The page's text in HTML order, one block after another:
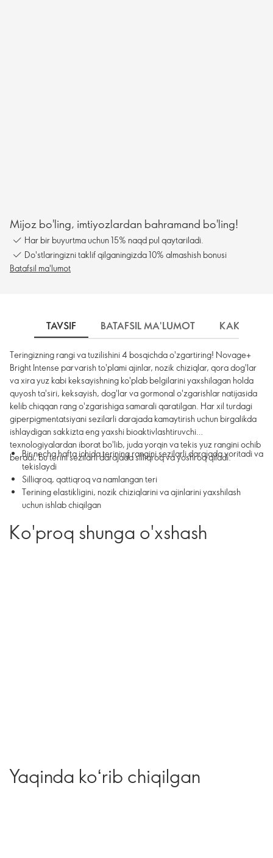
Mijoz bo'ling, imtiyozlardan bahramand bo'ling!
Har bir buyurtma uchun 15% naqd pul qaytariladi.
Do'stlaringizni taklif qilganingizda 10% almashish bonusi
Batafsil ma'lumot
TAVSIF BATAFSIL MA'LUMOT КАК
Teringizning rangi va tuzilishini 4 bosqichda o'zgartiring! Novage+
Bright Intense parvarish to'plami ajinlar, nozik chiziqlar, qora dog'lar
va xira yuz kabi keksayishning ko'plab belgilarini yaxshilagan holda
quyosh ta'siri, keksayish, dog'lar va gormonal o'zgarishlar natijasida
kelib chiqqan rang o'zgarishiga samarali qaratilgan. Har xil turdagi
giperpigmentatsiyani sezilarli darajada kamaytirish uchun birgalikda
ishlaydigan sakkizta eng yaxshi bioaktivlashtiruvchi
texnologiyalardan iborat bo'lib, juda yorqin va tekis yuz rangini ochib
beradi, bu terini sezilarli darajada silliqroq va yoshroq qiladi.
Bir necha hafta ichida terining rangini sezilarli darajada yoritadi va
tekislaydi
Silliqroq, qattiqroq va namlangan teri
Terining elastikligini, nozik chiziqlarini va ajinlarini yaxshilash
uchun ishlab chiqilgan
Ko'proq shunga o'xshash
Yaqinda koʻrib chiqilgan